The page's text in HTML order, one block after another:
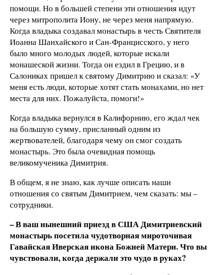
помощи. Но в большей степени эти отношения идут
через митрополита Иону, не через меня напрямую.
Когда владыка создавал монастырь в честь Святителя
Иоанна Шанхайского и Сан-Францисского, у него
было много молодых людей, которые искали
монашеской жизни. Тогда он ездил в Грецию, и в
Салониках пришел к святому Димитрию и сказал: «У
меня есть люди, которые хотят стать монахами, но нет
места для них. Пожалуйста, помоги!»
Когда владыка вернулся в Калифорнию, его ждал чек
на большую сумму, присланный одним из
жертвователей, благодаря чему он смог создать
монастырь. Это была очевидная помощь
великомученика Димитрия.
В общем, я не знаю, как лучше описать наши
отношения со святым Димитрием, чем сказать: мы –
сотрудники.
– В ваш нынешний приезд в США Димитриевский
монастырь посетила чудотворная мироточивая
Гавайская Иверская икона Божией Матери. Что вы
чувствовали, когда держали это чудо в руках?